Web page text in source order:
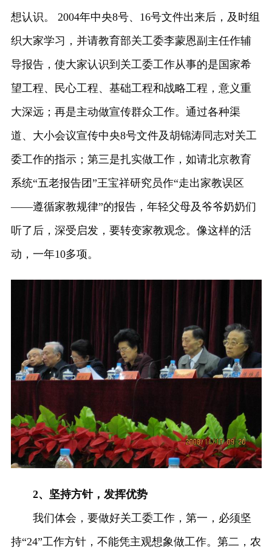
想认识。 2004年中央8号、16号文件出来后，及时组
织大家学习，并请教育部关工委李蒙恩副主任作辅
导报告，使大家认识到关工委工作从事的是国家希
望工程、民心工程、基础工程和战略工程，意义重
大深远；再是主动做宣传群众工作。通过各种渠
道、大小会议宣传中央8号文件及胡锦涛同志对关工
委工作的指示；第三是扎实做工作，如请北京教育
系统“五老报告团”王宝祥研究员作“走出家教误区
——遵循家教规律”的报告，年轻父母及爷爷奶奶们
听了后，深受启发，要转变家教观念。像这样的活
动，一年10多项。
2、坚持方针，发挥优势
我们体会，要做好关工委工作，第一，必须坚
持“24”工作方针，不能凭主观想象做工作。第二，农